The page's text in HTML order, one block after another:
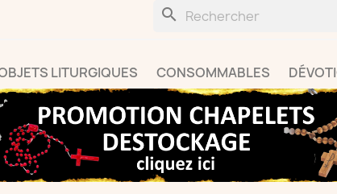
search
LITURGIQUES CONSOMMABLES